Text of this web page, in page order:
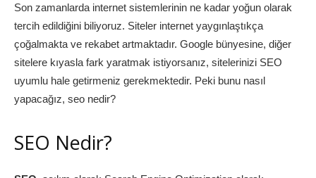
Son zamanlarda internet sistemlerinin ne kadar yoğun olarak
tercih edildiğini biliyoruz. Siteler internet yaygınlaştıkça
çoğalmakta ve rekabet artmaktadır. Google bünyesine, diğer
sitelere kıyasla fark yaratmak istiyorsanız, sitelerinizi SEO
uyumlu hale getirmeniz gerekmektedir. Peki bunu nasıl
yapacağız, seo nedir?
SEO Nedir?